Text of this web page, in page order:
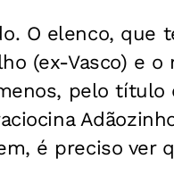
O elenco, que
(ex-Vasco) e o
pelo
é preciso ver